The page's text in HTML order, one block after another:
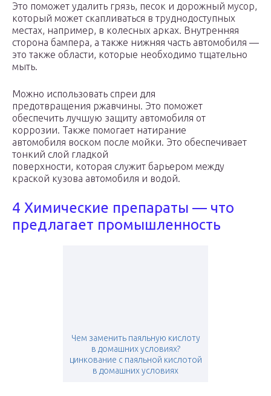
Это поможет удалить грязь, песок и дорожный мусор,
который может скапливаться в труднодоступных
местах, например, в колесных арках. Внутренняя
сторона бампера, а также нижняя часть автомобиля —
это также области, которые необходимо тщательно
мыть.
Можно использовать спреи для
предотвращения ржавчины. Это поможет
обеспечить лучшую защиту автомобиля от
коррозии. Также помогает натирание
автомобиля воском после мойки. Это обеспечивает
тонкий слой гладкой
поверхности, которая служит барьером между
краской кузова автомобиля и водой.
4 Химические препараты — что
предлагает промышленность
Чем заменить паяльную кислоту
в домашних условиях?
цинкование с паяльной кислотой
в домашних условиях